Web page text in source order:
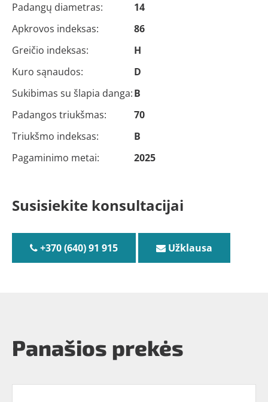
Padangų diametras:
14
Apkrovos indeksas:
86
Greičio indeksas:
H
Kuro sąnaudos:
D
Sukibimas su šlapia danga:B
Padangos triukšmas:
70
Triukšmo indeksas:
B
Pagaminimo metai:
2025
Susisiekite konsultacijai
+370 (640) 91 915 Užklausa
Panašios prekės